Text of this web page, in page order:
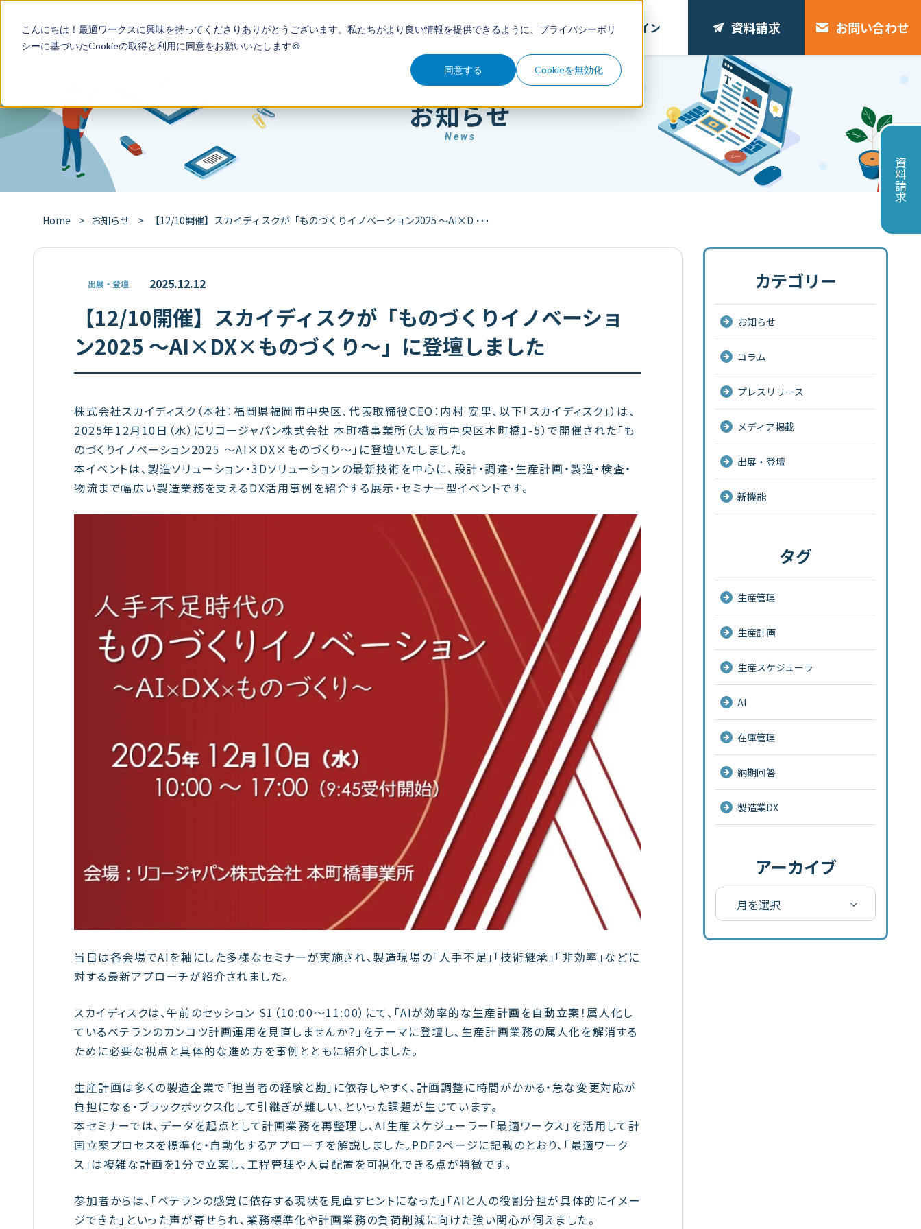
こんにちは！最適ワークスに興味を持ってくださりありがとうございます。私たちがより良い情報を提供できるように、 プライバシーポリ
シーに基づいたCookieの取得と利用に同意をお願いいたします🍪
同意する Cookieを無効化
特徴 導入事例 セミナー コラム お知らせ ログイン 資料請求 お問い合わせ
資料請求
お知らせ
News
Home お知らせ 【12/10開催】スカイディスクが「ものづくりイノベーション2025 〜AI×D ･･･
出展・登壇 2025.12.12
【12/10開催】スカイディスクが「ものづくりイノベーショ
ン2025 〜AI×DX×ものづくり〜」に登壇しました
株式会社スカイディスク（本社：福岡県福岡市中央区、代表取締役CEO：内村 安里、以下「スカイディスク」）は、
2025年12月10日（水）にリコージャパン株式会社 本町橋事業所（大阪市中央区本町橋1-5）で開催された「も
のづくりイノベーション2025 〜AI×DX×ものづくり〜」に登壇いたしました。
本イベントは、製造ソリューション・3Dソリューションの最新技術を中心に、設計・調達・生産計画・製造・検査・
物流まで幅広い製造業務を支えるDX活用事例を紹介する展示・セミナー型イベントです。
当日は各会場でAIを軸にした多様なセミナーが実施され、製造現場の「人手不足」「技術継承」「非効率」などに
対する最新アプローチが紹介されました。
スカイディスクは、午前のセッション S1（10:00〜11:00）にて、「AIが効率的な生産計画を自動立案！属人化し
ているベテランのカンコツ計画運用を見直しませんか？」をテーマに登壇し、生産計画業務の属人化を解消する
ために必要な視点と具体的な進め方を事例とともに紹介しました。
生産計画は多くの製造企業で「担当者の経験と勘」に依存しやすく、計画調整に時間がかかる・急な変更対応が
負担になる・ブラックボックス化して引継ぎが難しい、といった課題が生じています。
本セミナーでは、データを起点として計画業務を再整理し、AI生産スケジューラー「最適ワークス」を活用して計
画立案プロセスを標準化・自動化するアプローチを解説しました。PDF2ページに記載のとおり、「最適ワーク
ス」は複雑な計画を1分で立案し、工程管理や人員配置を可視化できる点が特徴です。
参加者からは、「ベテランの感覚に依存する現状を見直すヒントになった」 「AIと人の役割分担が具体的にイメー
ジできた」といった声が寄せられ、業務標準化や計画業務の負荷削減に向けた強い関心が伺えました。
カテゴリー
お知らせ
コラム
プレスリリース
メディア掲載
出展・登壇
新機能
タグ
生産管理
生産計画
生産スケジューラ
AI
在庫管理
納期回答
製造業DX
アーカイブ